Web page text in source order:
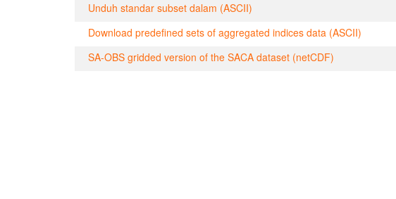
Unduh standar subset dalam (ASCII)
Download predefined sets of aggregated indices data (ASCII)
SA-OBS gridded version of the SACA dataset (netCDF)